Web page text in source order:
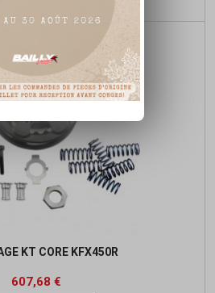
base
KT CORE KFX450R
Prix
607,68 €Prix